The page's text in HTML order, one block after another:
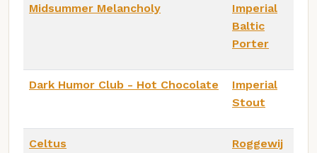
Midsummer Melancholy
Imperial
Baltic
Porter
Dark Humor Club - Hot Chocolate
Imperial
Stout
Celtus
Roggewij